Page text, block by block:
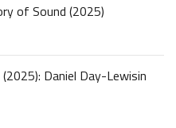
of Sound (2025)
Daniel Day-Lewisin